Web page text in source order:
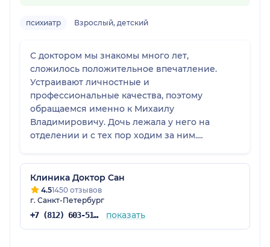
психиатр Взрослый, детский
С доктором мы знакомы много лет,
сложилось положительное впечатление.
Устраивают личностные и
профессиональные качества, поэтому
обращаемся именно к Михаилу
Владимировичу. Дочь лежала у него на
отделении и с тех пор ходим за ним.
вникает в проблему, задает вопросы, даёт
хорошие советы, всё объясняет по схемам и
дозировкам. В клинике достаточно
комфортно, но проблема с парковкой и
неудобный заезд.
Клиника Доктор Сан
4.51450 отзывов
г. Санкт-Петербург
+7 (812) 603-51-43 показать